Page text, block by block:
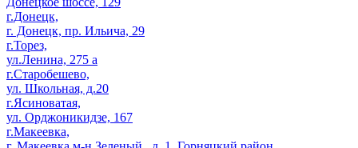
г.Донецк,
г. Донецк, пр. Ильича, 29
г.Торез,
ул.Ленина, 275 а
г.Старобешево,
ул. Школьная, д.20
г.Ясиноватая,
ул. Орджоникидзе, 167
г.Макеевка,